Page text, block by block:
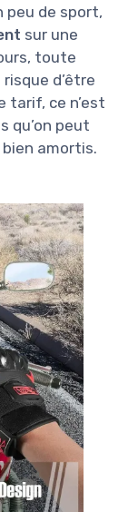
peu de sport,
sur une
toute
d’être
tarif, ce n’est
qu’on peut
amortis.